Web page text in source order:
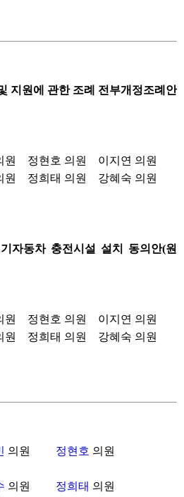
지원에 관한 조례 전부개정조례안
원 정현호 의원
이지연 의원
원 정희태 의원
강혜숙 의원
자동차 충전시설 설치 동의안(원
원 정현호 의원
이지연 의원
원 정희태 의원
강혜숙 의원
의원 정현호 의원
의원 정희태 의원